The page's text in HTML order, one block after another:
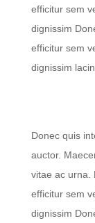
efficitur sem
dignissim
efficitur sem
dignissim
Donec quis
auctor.
vitae ac urna.
efficitur sem
dignissim